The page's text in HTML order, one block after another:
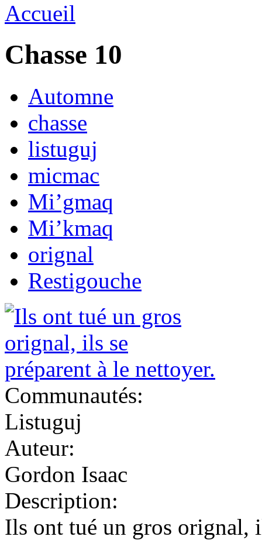
Accueil
Chasse 10
Automne
chasse
listuguj
micmac
Mi’gmaq
Mi’kmaq
orignal
Restigouche
Communautés:
Listuguj
Auteur:
Gordon Isaac
Description:
Ils ont tué un gros orignal,